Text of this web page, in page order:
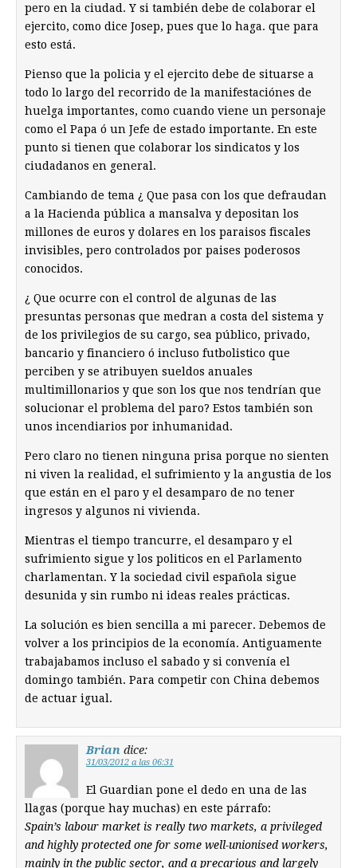
pero en la ciudad. Y si también debe de colaborar el
ejercito, como dice Josep, pues que lo haga. que para
esto está.
Pienso que la policia y el ejercito debe de situarse a
todo lo largo del recorrido de la manifestaciónes de
huelga importantes, como cuando viene un personaje
como el Papa ó un Jefe de estado importante. En este
punto si tienen que colaborar los sindicatos y los
ciudadanos en general.
Cambiando de tema ¿ Que pasa con los que defraudan
a la Hacienda pública a mansalva y depositan los
millones de euros y dolares en los paraisos fiscales
invisibles, pero controlados por paises poderosos
conocidos.
¿ Que ocurre con el control de algunas de las
presuntas personas que medran a costa del sistema y
de los privilegios de su cargo, sea público, privado,
bancario y financiero ó incluso futbolistico que
perciben y se atribuyen sueldos anuales
multimillonarios y que son los que nos tendrían que
solucionar el problema del paro? Estos también son
unos incendiarios por inhumanidad.
Pero claro no tienen ninguna prisa porque no sienten
ni viven la realidad, el sufrimiento y la angustia de los
que están en el paro y el desamparo de no tener
ingresos y algunos ni vivienda.
Mientras el tiempo trancurre, el desamparo y el
sufrimiento sigue y los politicos en el Parlamento
charlamentan. Y la sociedad civil española sigue
desunida y sin rumbo ni ideas reales prácticas.
La solución es bien sencilla a mi parecer. Debemos de
volver a los principios de la economía. Antiguamente
trabajabamos incluso el sabado y si convenía el
domingo también. Para competir con China debemos
de actuar igual.
Brian dice:
31/03/2012 a las 06:31
El Guardian pone el dedo en una de las
llagas (porque hay muchas) en este párrafo:
Spain’s labour market is really two markets, a privileged
and highly protected one for some well-unionised workers,
mainly in the public sector, and a precarious and largely